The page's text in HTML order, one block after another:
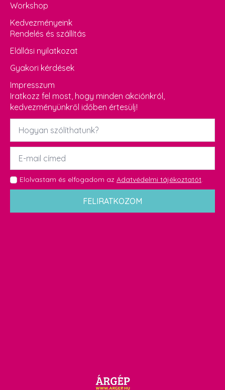
Workshop
Kedvezményeink
Rendelés és szállítás
Elállási nyilatkozat
Gyakori kérdések
Impresszum
Iratkozz fel most, hogy minden akciónkról,
kedvezményünkről időben értesülj!
Név
Email
GDPR
*
Elolvastam és elfogadom az Adatvédelmi tájékoztatót.
FELIRATKOZOM